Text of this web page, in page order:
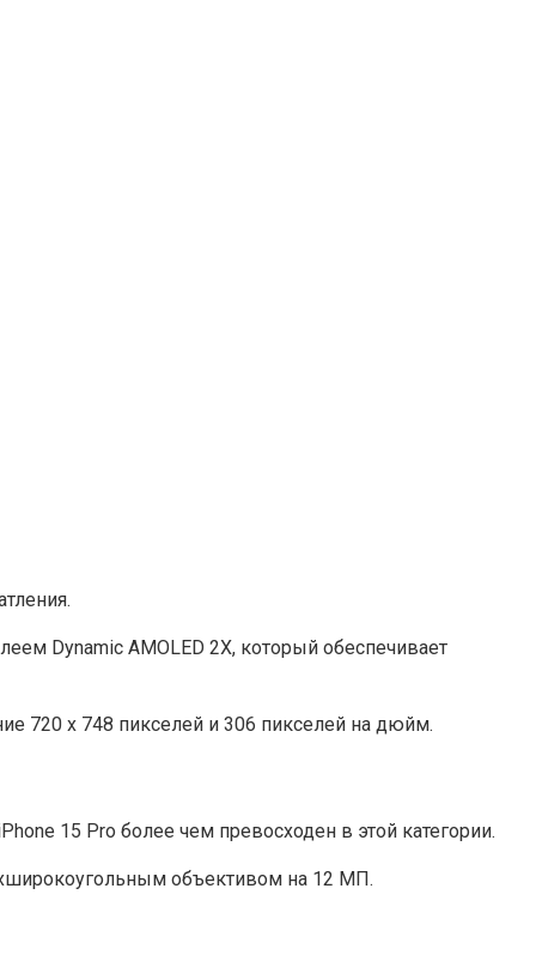
Dynamic AMOL͏ED 2X, который обеспечивает
720 x 748 пикселей и 306 пикселей на дюйм.
15 Pro более чем превосходен в этой категории.
объективом на 12 МП.